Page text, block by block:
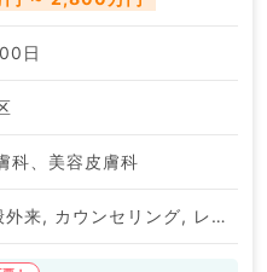
日
科、美容皮膚科
一般外来, 一般外来, カウンセリング, レーザー治療, レーザー脱毛, 注入